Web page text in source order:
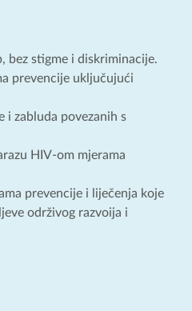
bez stigme i diskriminacije.
prevencije uključujući
i zabluda povezanih s
HIV-om mjerama
prevencije i liječenja koje
održivog razvoija i